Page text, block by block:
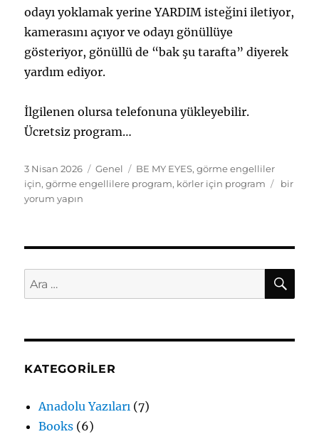
odayı yoklamak yerine YARDIM isteğini iletiyor,
kamerasını açıyor ve odayı gönüllüye
gösteriyor, gönüllü de “bak şu tarafta” diyerek
yardım ediyor.
İlgilenen olursa telefonuna yükleyebilir.
Ücretsiz program…
Yayın
tarihi
3 Nisan 2026 Kategoriler
Genel Etiketler
BE MY EYES,görme engelliler
için,görme engellilere program, körler için program
BE
bir
yorum yapın
Ara:
KATEGORILER
Anadolu Yazıları (7)
Books (6)